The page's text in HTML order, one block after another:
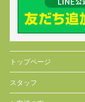
トップページ
スタッフ